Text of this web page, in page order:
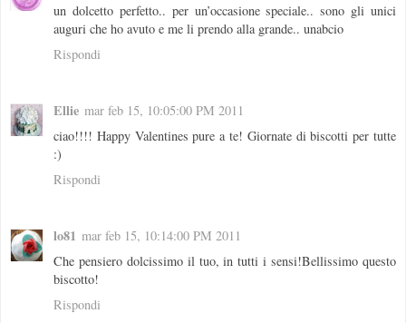
un dolcetto perfetto.. per un’occasione speciale.. sono gli unici
auguri che ho avuto e me li prendo alla grande.. unabcio
Rispondi
Ellie mar feb 15, 10:05:00 PM 2011
ciao!!!! Happy Valentines pure a te! Giornate di biscotti per tutte
:)
Rispondi
lo81 mar feb 15, 10:14:00 PM 2011
Che pensiero dolcissimo il tuo, in tutti i sensi!Bellissimo questo
biscotto!
Rispondi